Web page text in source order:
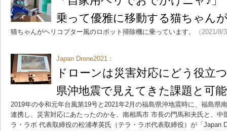
乗って優雅に移動する猫ちゃん
猫ちゃんがヘリコプター風のロボット掃除機に乗っています。 （2021/8/
Japan Drone2021：
ドローンは災害対応にどう役立
県沖地震で見えてきた課題と可
2019年の令和元年台風第19号と2021年2月の福島県沖地震時に、福島県
連携し、災害対応にあたったのかを、南相馬市 市長の門馬和夫氏と、
ラ・ラボ 代表取締役の松浦孝英氏（テラ・ラボ代表取締役）が「Japan